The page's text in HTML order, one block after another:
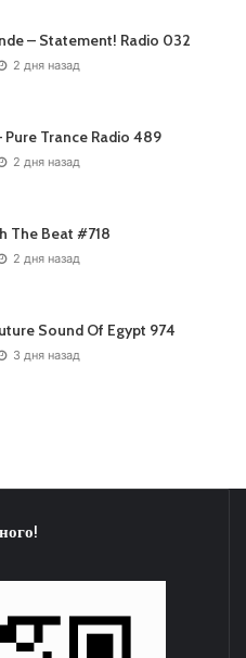
– Statement! Radio 032
2 дня назад
Trance Radio 489
2 дня назад
The Beat #718
2 дня назад
Sound Of Egypt 974
3 дня назад